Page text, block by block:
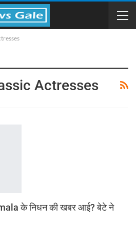
Actresses
के निधन की खबर आई? बेटे ने